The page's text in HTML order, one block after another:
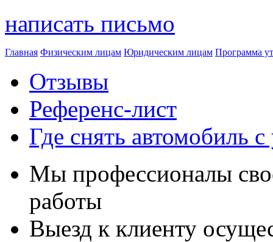
написать письмо
Главная Физическим лицам Юридическим лицам Программа
Отзывы
Референс-лист
Где снять автомобиль с
Мы профессионалы
работы
Выезд к клиенту